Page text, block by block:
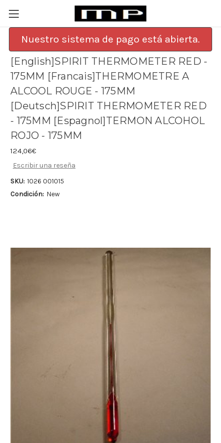
Nuestro sistema de pago está abierta.
[English]SPIRIT THERMOMETER RED -
175MM [Francais]THERMOMETRE A
ALCOOL ROUGE - 175MM
[Deutsch]SPIRIT THERMOMETER RED
- 175MM [Espagnol]TERMON ALCOHOL
ROJO - 175MM
124,06€
Escribir una reseña
SKU: 1026 001015
Condición: New